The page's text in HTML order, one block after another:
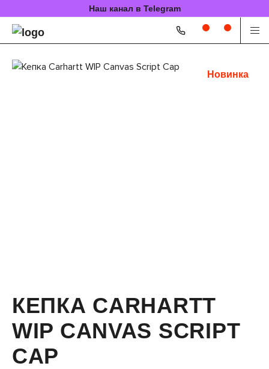
Наш канал в Telegram
Новинка
КЕПКА CARHARTT
WIP CANVAS SCRIPT
CAP